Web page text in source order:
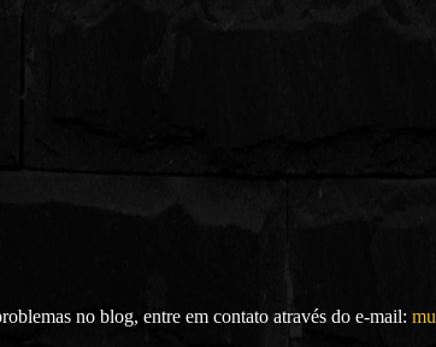
no blog, entre em contato através do e-mail: